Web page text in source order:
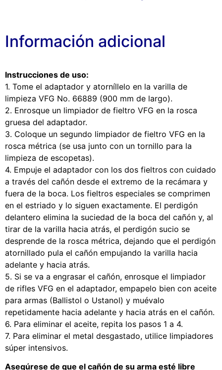
Información adicional
Instrucciones de uso:
1. Tome el adaptador y atorníllelo en la varilla de
limpieza VFG No. 66889 (900 mm de largo).
2. Enrosque un limpiador de fieltro VFG en la rosca
gruesa del adaptador.
3. Coloque un segundo limpiador de fieltro VFG en la
rosca métrica (se usa junto con un tornillo para la
limpieza de escopetas).
4. Empuje el adaptador con los dos fieltros con cuidado
a través del cañón desde el extremo de la recámara y
fuera de la boca. Los fieltros especiales se comprimen
en el estriado y lo siguen exactamente. El perdigón
delantero elimina la suciedad de la boca del cañón y, al
tirar de la varilla hacia atrás, el perdigón sucio se
desprende de la rosca métrica, dejando que el perdigón
atornillado pula el cañón empujando la varilla hacia
adelante y hacia atrás.
5. Si se va a engrasar el cañón, enrosque el limpiador
de rifles VFG en el adaptador, empapelo bien con aceite
para armas (Ballistol o Ustanol) y muévalo
repetidamente hacia adelante y hacia atrás en el cañón.
6. Para eliminar el aceite, repita los pasos 1 a 4.
7. Para eliminar el metal desgastado, utilice limpiadores
súper intensivos.
Asegúrese de que el cañón de su arma esté libre